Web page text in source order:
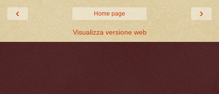
‹ ›
Home page
Visualizza versione web